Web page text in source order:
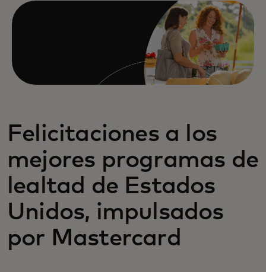
Felicitaciones a los
mejores programas de
lealtad de Estados
Unidos, impulsados
por Mastercard